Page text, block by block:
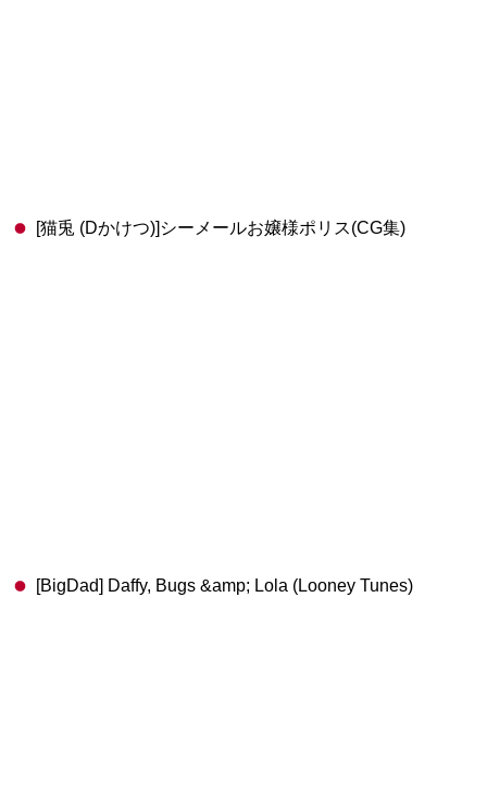
[猫兎 (Dかけつ)]シーメールお嬢様ポリス(CG集)
[BigDad] Daffy, Bugs &amp; Lola (Looney Tunes)